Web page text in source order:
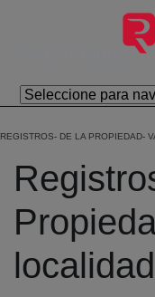
Eduki nagusira joan
REGISTROS DE LA PROPIEDAD